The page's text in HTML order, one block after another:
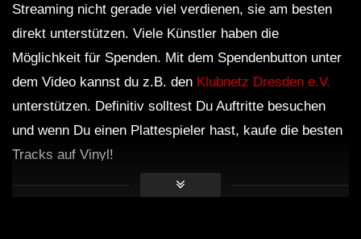
Streaming nicht gerade viel verdienen, sie am besten
direkt unterstützen. Viele Künstler haben die
Möglichkeit für Spenden. Mit dem Spendenbutton unter
dem Video kannst du z.B. den Klubnetz Dresden e.V.
unterstützen. Definitiv solltest Du Auftritte besuchen
und wenn Du einen Plattespieler hast, kaufe die besten
Tracks auf Vinyl!